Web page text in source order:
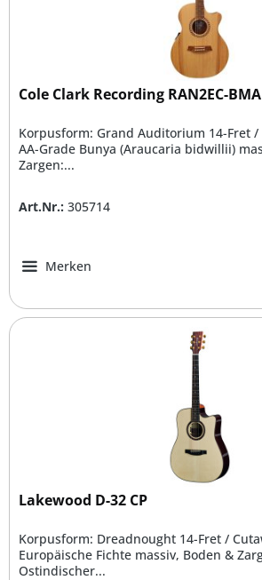
Cole Clark Recording RAN2EC-BMA
Korpusform: Grand Auditorium 14-Fret /
AA-Grade Bunya (Araucaria bidwillii)
Zargen:...
Art.Nr.: 305714
Merken
Lakewood D-32 CP
Korpusform: Dreadnought 14-Fret /
Europäische Fichte massiv, Boden &
Ostindischer...